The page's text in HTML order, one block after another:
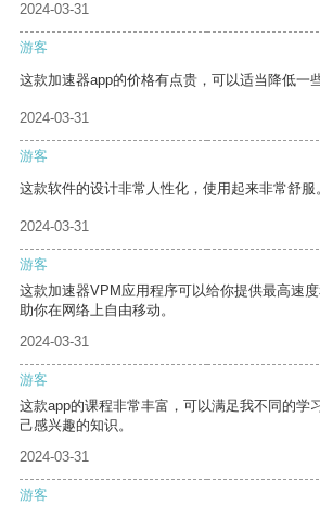
2024-03-31
游客
这款加速器app的价格有点贵，可以适当降低一
2024-03-31
游客
这款软件的设计非常人性化，使用起来非常舒服
2024-03-31
游客
这款加速器VPM应用程序可以给你提供最高速
助你在网络上自由移动。
2024-03-31
游客
这款app的课程非常丰富，可以满足我不同的学
己感兴趣的知识。
2024-03-31
游客